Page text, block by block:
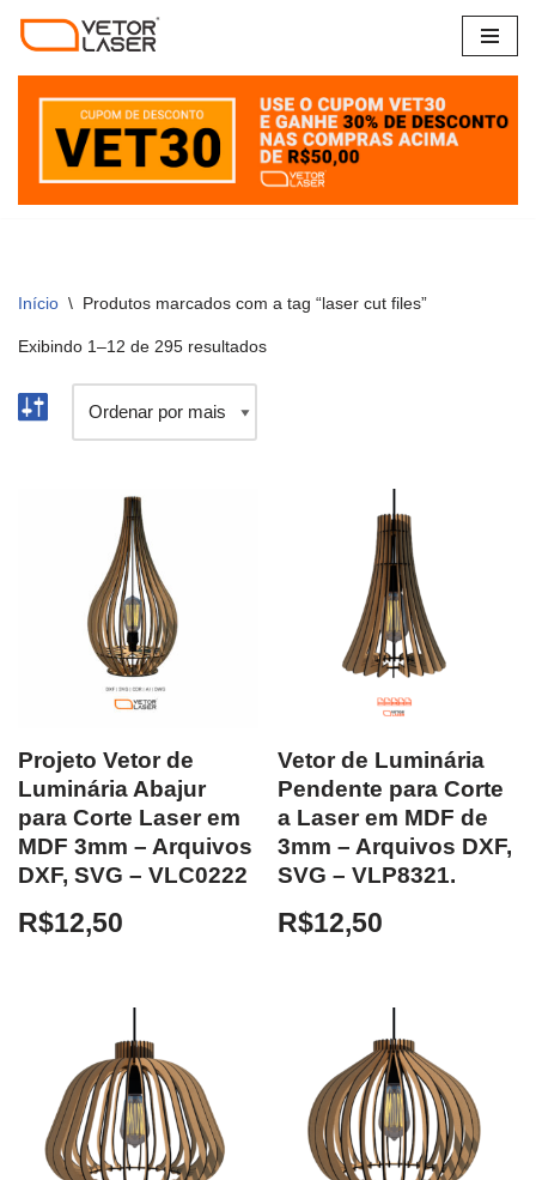
para
conteúdo
Início \ Produtos marcados com a tag “laser cut files”
Exibindo 1–12 de 295 resultados
Projeto Vetor de
Luminária Abajur
para Corte Laser em
MDF 3mm – Arquivos
DXF, SVG – VLC0222
R$12,50
Vetor de Luminária
Pendente para Corte
a Laser em MDF de
3mm – Arquivos DXF,
SVG – VLP8321.
R$12,50